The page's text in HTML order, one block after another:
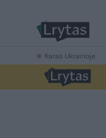
Karas Ukrainoje